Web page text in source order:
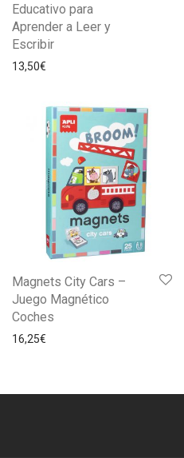
Educativo para
Aprender a Leer y
Escribir
13,50€
Magnets City Cars –
Juego Magnético
Coches
16,25€